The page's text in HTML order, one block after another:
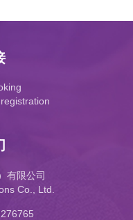
有限公司
Co., Ltd.